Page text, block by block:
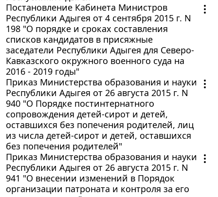
Постановление Кабинета Министров
Республики Адыгея от 4 сентября 2015 г. N
198 "О порядке и сроках составления
списков кандидатов в присяжные
заседатели Республики Адыгея для Северо-
Кавказского окружного военного суда на
2016 - 2019 годы"
Приказ Министерства образования и науки
Республики Адыгея от 26 августа 2015 г. N
940 "О Порядке постинтернатного
сопровождения детей-сирот и детей,
оставшихся без попечения родителей, лиц
из числа детей-сирот и детей, оставшихся
без попечения родителей"
Приказ Министерства образования и науки
Республики Адыгея от 26 августа 2015 г. N
941 "О внесении изменений в Порядок
организации патроната и контроля за его